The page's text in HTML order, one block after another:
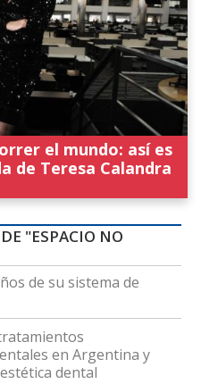
el mundo: así es
de Teresa Calandra
"ESPACIO NO
de su sistema de
en Argentina y
dental